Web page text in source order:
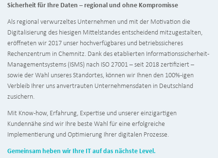
Sicherheit für Ihre Daten – regional und ohne Kompromisse
Als regional verwurzeltes Unternehmen und mit der Motivation die
Digitalisierung des hiesigen Mittelstandes entscheidend mitzugestalten,
eröffneten wir 2017 unser hochverfügbares und betriebssicheres
Rechenzentrum in Chemnitz. Dank des etablierten Informationssicherheit-
Managementsystems (ISMS) nach ISO 27001 – seit 2018 zertifiziert –
sowie der Wahl unseres Standortes, können wir Ihnen den 100%-igen
Verbleib Ihrer uns anvertrauten Unternehmensdaten in Deutschland
zusichern.
Mit Know-how, Erfahrung, Expertise und unserer einzigartigen
Kundennähe sind wir Ihre beste Wahl für eine erfolgreiche
Implementierung und Optimierung Ihrer digitalen Prozesse.
Gemeinsam heben wir Ihre IT auf das nächste Level.